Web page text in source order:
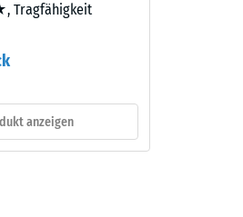
Tragfähigkeit
anzeigen